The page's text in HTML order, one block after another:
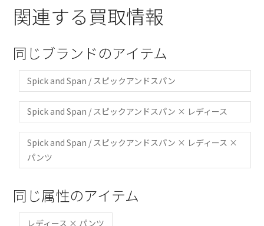
関連する買取情報
同じブランドのアイテム
Spick and Span / スピックアンドスパン
Spick and Span / スピックアンドスパン × レディース
Spick and Span / スピックアンドスパン × レディース ×
パンツ
同じ属性のアイテム
レディース × パンツ